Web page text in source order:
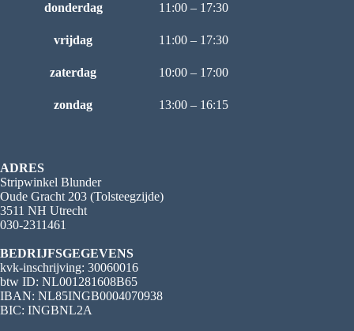
donderdag 11:00 – 17:30
vrijdag 11:00 – 17:30
zaterdag 10:00 – 17:00
zondag 13:00 – 16:15
ADRES
Stripwinkel Blunder
Oude Gracht 203 (Tolsteegzijde)
3511 NH Utrecht
030-2311461
BEDRIJFSGEGEVENS
kvk-inschrijving: 30060016
btw ID: NL001281608B65
IBAN: NL85INGB0004070938
BIC: INGBNL2A